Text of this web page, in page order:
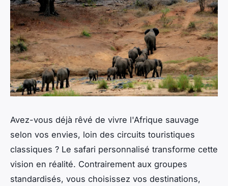
Avez-vous déjà rêvé de vivre l'Afrique sauvage
selon vos envies, loin des circuits touristiques
classiques ? Le safari personnalisé transforme cette
vision en réalité. Contrairement aux groupes
standardisés, vous choisissez vos destinations,